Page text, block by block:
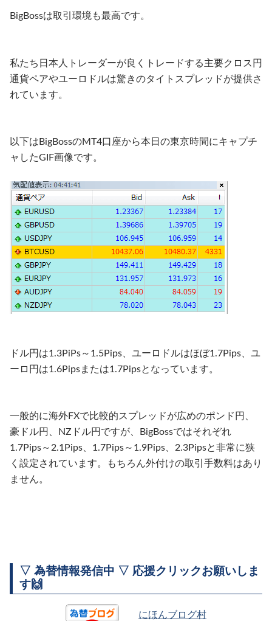
BigBossは取引環境も最高です。
私たち日本人トレーダーが良くトレードする主要クロス円
通貨ペアやユーロドルは驚きのタイトスプレッドが提供さ
れています。
以下はBigBossのMT4口座から本日の東京時間にキャプチ
ャしたGIF画像です。
ドル円は1.3PiPs～1.5Pips、ユーロドルはほぼ1.7Pips、ユ
ーロ円は1.6Pipsまたは1.7Pipsとなっています。
一般的に海外FXで比較的スプレッドが広めのポンド円、
豪ドル円、NZドル円ですが、BigBossではそれぞれ
1.7Pips～2.1Pips、1.7Pips～1.9Pips、2.3Pipsと非常に狭
く設定されています。もちろん外付けの取引手数料はあり
ません。
▽ 為替情報発信中 ▽ 応援クリックお願いしま
す🙌
にほんブログ村